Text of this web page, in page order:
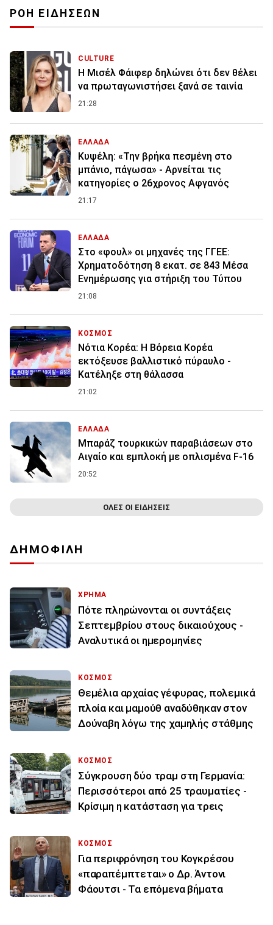
ΡΟΗ ΕΙΔΗΣΕΩΝ
CULTURE
Η Μισέλ Φάιφερ δηλώνει ότι δεν θέλει
να πρωταγωνιστήσει ξανά σε ταινία
21:28
ΕΛΛΑΔΑ
Κυψέλη: «Την βρήκα πεσμένη στο
μπάνιο, πάγωσα» - Αρνείται τις
κατηγορίες ο 26χρονος Αφγανός
21:17
ΕΛΛΑΔΑ
Στο «φουλ» οι μηχανές της ΓΓΕΕ:
Χρηματοδότηση 8 εκατ. σε 843 Μέσα
Ενημέρωσης για στήριξη του Τύπου
21:08
ΚΟΣΜΟΣ
Νότια Κορέα: Η Βόρεια Κορέα
εκτόξευσε βαλλιστικό πύραυλο -
Κατέληξε στη θάλασσα
21:02
ΕΛΛΑΔΑ
Μπαράζ τουρκικών παραβιάσεων στο
Αιγαίο και εμπλοκή με οπλισμένα F-16
20:52
ΟΛΕΣ ΟΙ ΕΙΔΗΣΕΙΣ
ΔΗΜΟΦΙΛΗ
ΧΡΗΜΑ
Πότε πληρώνονται οι συντάξεις
Σεπτεμβρίου στους δικαιούχους -
Αναλυτικά οι ημερομηνίες
ΚΟΣΜΟΣ
Θεμέλια αρχαίας γέφυρας, πολεμικά
πλοία και μαμούθ αναδύθηκαν στον
Δούναβη λόγω της χαμηλής στάθμης
ΚΟΣΜΟΣ
Σύγκρουση δύο τραμ στη Γερμανία:
Περισσότεροι από 25 τραυματίες -
Κρίσιμη η κατάσταση για τρεις
ΚΟΣΜΟΣ
Για περιφρόνηση του Κογκρέσου
«παραπέμπτεται» ο Δρ. Άντονι
Φάουτσι - Τα επόμενα βήματα